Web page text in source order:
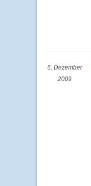
6. Dezember
2009